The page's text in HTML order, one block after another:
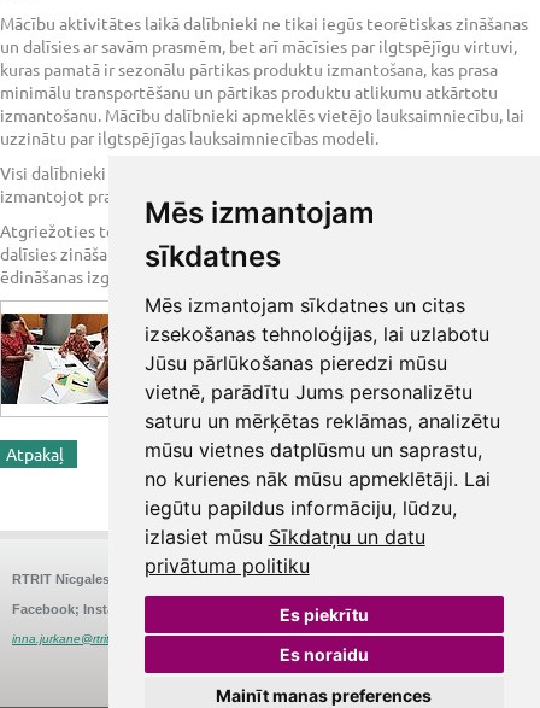
Mēs izmantojam
sīkdatnes
Mēs izmantojam sīkdatnes un citas
izsekošanas tehnoloģijas, lai uzlabotu
Jūsu pārlūkošanas pieredzi mūsu
vietnē, parādītu Jums personalizētu
saturu un mērķētas reklāmas, analizētu
mūsu vietnes datplūsmu un saprastu,
no kurienes nāk mūsu apmeklētāji. Lai
iegūtu papildus informāciju, lūdzu,
izlasiet mūsu Sīkdatņu un datu
privātuma politiku
Es piekrītu
Es noraidu
Mainīt manas preferences
Mācību aktivitātes laikā dalībnieki ne tikai iegūs teorētiskas zināšanas
un dalīsies ar savām prasmēm, bet arī mācīsies par ilgtspējīgu virtuvi,
kuras pamatā ir sezonālu pārtikas produktu izmantošana, kas prasa
minimālu transportēšanu un pārtikas produktu atlikumu atkārtotu
izmantošanu. Mācību dalībnieki apmeklēs vietējo lauksaimniecību, lai
uzzinātu par ilgtspējīgas lauksaimniecības modeli.
Visi dalībnieki aktīvi iesaistās mācībās, kopīgi radot inovatīvas idejas,
izmantojot praktiskas metodes, lai veicinātu radošumu un līdzdalību.
Atgriežoties tehnikuma skolotājas organizēs POP-UP restorānu un
dalīsies zināšanās ar citu skolu skolotājiem par bezatkritumu pieeju
ēdināšanas izglītībā.
Atpakaļ << Iepriekšējā ziņa Nākamā ziņa >>
Share
RTRIT Nīcgales Nīcgales iela 26, RīgaE-pasts: rtrit@rtrit.lv
Facebook; Instagram: Struktūrvienības vadītāja: Inna Jurkāne
inna.jurkane@rtrit.lv